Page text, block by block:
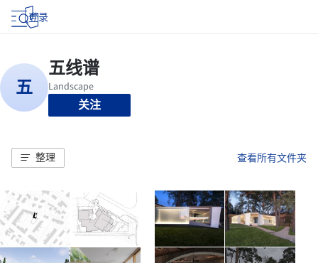
登录
关注
整理 查看所有文件夹